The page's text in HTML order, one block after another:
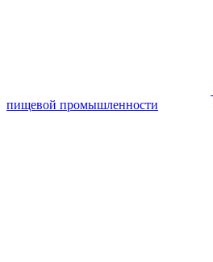
пищевой промышленности